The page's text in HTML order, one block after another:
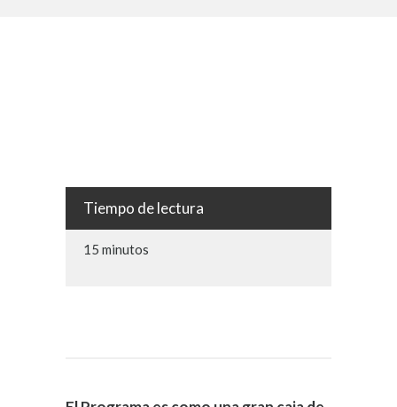
Tiempo de lectura
15 minutos